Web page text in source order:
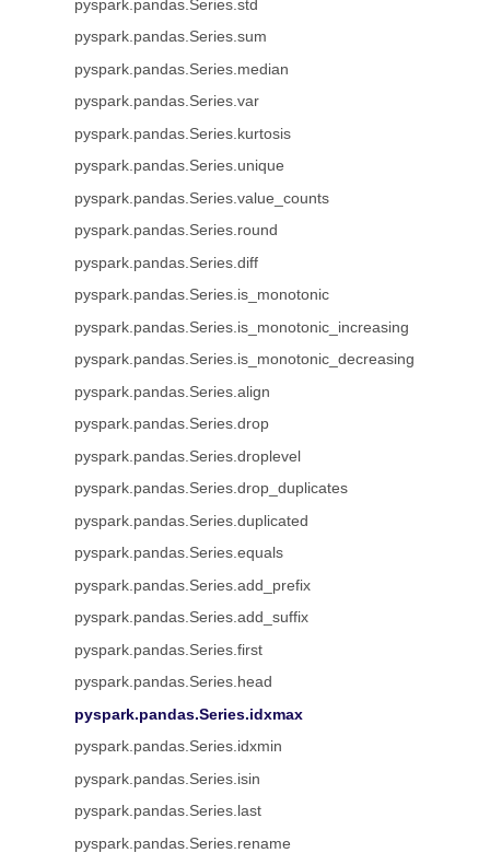
pyspark.pandas.Series.std
pyspark.pandas.Series.sum
pyspark.pandas.Series.median
pyspark.pandas.Series.var
pyspark.pandas.Series.kurtosis
pyspark.pandas.Series.unique
pyspark.pandas.Series.value_counts
pyspark.pandas.Series.round
pyspark.pandas.Series.diff
pyspark.pandas.Series.is_monotonic
pyspark.pandas.Series.is_monotonic_increasing
pyspark.pandas.Series.is_monotonic_decreasing
pyspark.pandas.Series.align
pyspark.pandas.Series.drop
pyspark.pandas.Series.droplevel
pyspark.pandas.Series.drop_duplicates
pyspark.pandas.Series.duplicated
pyspark.pandas.Series.equals
pyspark.pandas.Series.add_prefix
pyspark.pandas.Series.add_suffix
pyspark.pandas.Series.first
pyspark.pandas.Series.head
pyspark.pandas.Series.idxmax
pyspark.pandas.Series.idxmin
pyspark.pandas.Series.isin
pyspark.pandas.Series.last
pyspark.pandas.Series.rename